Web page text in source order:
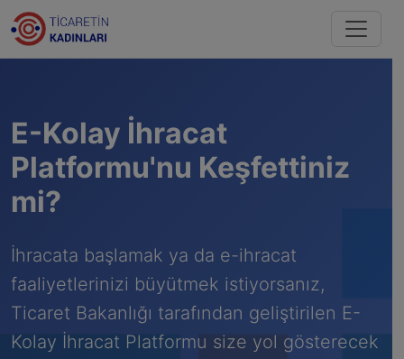
E-Kolay İhracat
Platformu'nu Keşfettiniz
mi?
İhracata başlamak ya da e-ihracat
faaliyetlerinizi büyütmek istiyorsanız,
Ticaret Bakanlığı tarafından geliştirilen E-
Kolay İhracat Platformu size yol gösterecek